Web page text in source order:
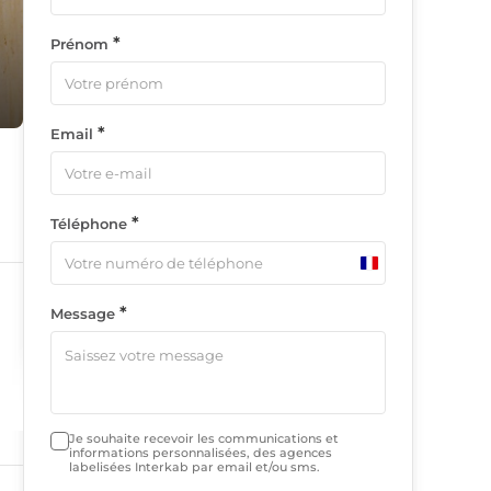
Prénom *
Email *
Téléphone *
France
+33
Message *
Je souhaite recevoir les communications et
informations personnalisées, des agences
labelisées Interkab par email et/ou sms.